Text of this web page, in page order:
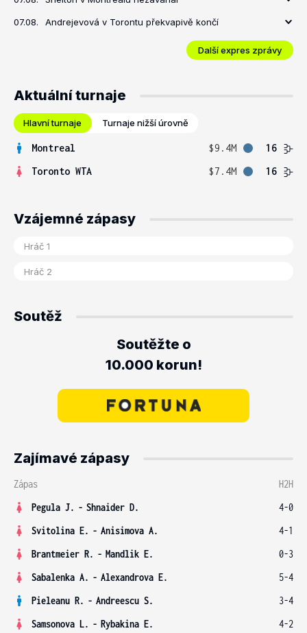
07.08. Andrejevová v Torontu překvapivě končí
Další expres zprávy
Aktuální turnaje
Hlavní turnaje Turnaje nižší úrovně
Montreal $9.4M
16
Toronto WTA
$7.4M 16
Vzájemné zápasy
Soutěž
Soutěžte o
10.000 korun!
Zajímavé zápasy
Zápas
H2H
Pegula J. - Shnaider D.
4-0
Svitolina E. - Anisimova A.
4-1
Brantmeier R. - Mandlik E.
0-3
Sabalenka A. - Alexandrova E.
5-4
Pieleanu R. - Andreescu S.
3-4
Samsonova L. - Rybakina E. 4-2